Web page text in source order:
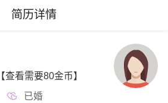
简历详情
【查看需要80金币】
已婚